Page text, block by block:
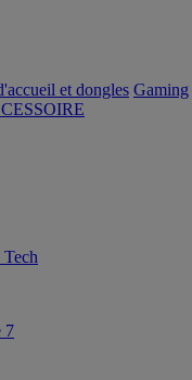
et dongles Gaming
7